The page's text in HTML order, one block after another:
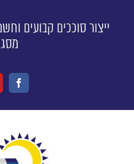
ייצור סוככים קבועים